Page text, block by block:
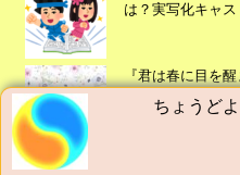
は？実写化キャス
『君は春に目を
49話・番外編・
『太陽よりも眩
タロットの基礎